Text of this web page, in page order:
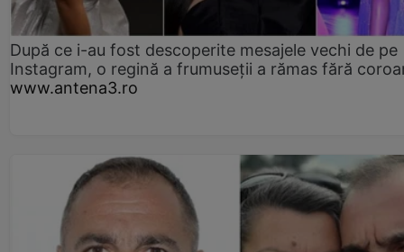
După ce i-au fost descoperite mesajele vechi de pe
Instagram, o regină a frumuseții a rămas fără
www.antena3.ro